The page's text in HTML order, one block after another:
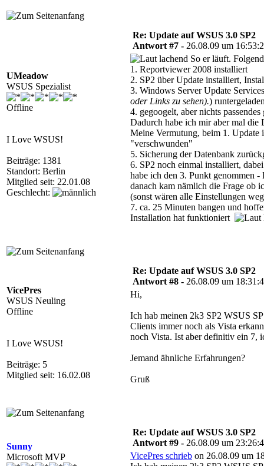
UMeadow
WSUS Spezialist
Offline
I Love WSUS!
Beiträge: 1381
Standort: Berlin
Mitglied seit: 22.01.08
Geschlecht:
Re: Update auf WSUS 3.0 SP2
Antwort #7 - 26.08.09 um
So er läuft.
1. Reportviewer 2008 installiert
2. SP2 über Update installiert,
3. Windows Server Update
oder Links zu sehen).)
4. gegoogelt, aber nichts
Dadurch habe ich mir aber mal die
Meine Vermutung, beim 1. Update
"verschwunden"
5. Sicherung der Datenbank
6. SP2 noch einmal installiert,
habe ich den 3. Punkt genommen
danach kam nämlich die Frage ob
(sonst wären alle Einstellungen
7. ca. 25 Minuten bangen und
Installation hat funktioniert
VicePres
WSUS Neuling
Offline
I Love WSUS!
Beiträge: 5
Mitglied seit: 16.02.08
Re: Update auf WSUS 3.0 SP2
Antwort #8 - 26.08.09 um
Hi,
Ich hab meinen 2k3 SP2 WSUS
Clients immer noch als Vista
noch Vista. Ist aber definitiv ein 7,
Jemand ähnliche Erfahrungen?
Gruß
Sunny
Microsoft MVP
Re: Update auf WSUS 3.0 SP2
Antwort #9 - 26.08.09 um
VicePres schrieb on 26.08.09 um